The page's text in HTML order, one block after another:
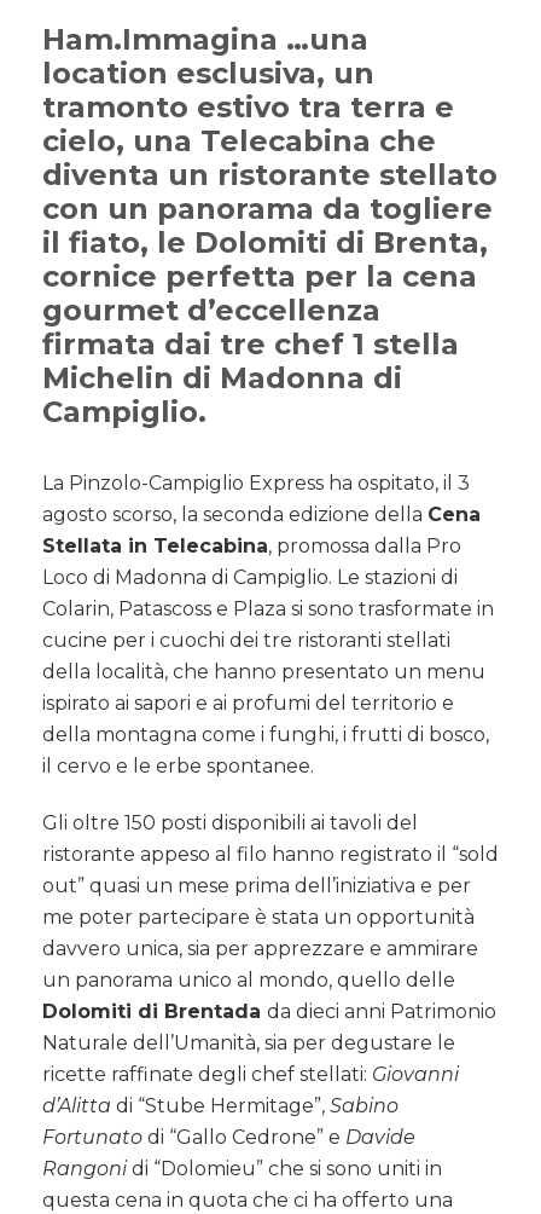
stellata
appesi
a
un
filo
di
Madonna
di
Campiglio
Ham.Immagina …una
location esclusiva, un
tramonto estivo tra terra e
cielo, una Telecabina che
diventa un ristorante stellato
con un panorama da togliere
il fiato, le Dolomiti di Brenta,
cornice perfetta per la cena
gourmet d’eccellenza
firmata dai tre chef 1 stella
Michelin di Madonna di
Campiglio.
La Pinzolo-Campiglio Express ha ospitato, il 3
agosto scorso, la seconda edizione della Cena
Stellata in Telecabina, promossa dalla Pro
Loco di Madonna di Campiglio. Le stazioni di
Colarin, Patascoss e Plaza si sono trasformate in
cucine per i cuochi dei tre ristoranti stellati
della località, che hanno presentato un menu
ispirato ai sapori e ai profumi del territorio e
della montagna come i funghi, i frutti di bosco,
il cervo e le erbe spontanee.
Gli oltre 150 posti disponibili ai tavoli del
ristorante appeso al filo hanno registrato il “sold
out” quasi un mese prima dell’iniziativa e per
me poter partecipare è stata un opportunità
davvero unica, sia per apprezzare e ammirare
un panorama unico al mondo, quello delle
Dolomiti di Brentada da dieci anni Patrimonio
Naturale dell’Umanità, sia per degustare le
ricette raffinate degli chef stellati: Giovanni
d’Alitta di “Stube Hermitage”, Sabino
Fortunato di “Gallo Cedrone” e Davide
Rangonidi “Dolomieu” che si sono uniti in
questa cena in quota che ci ha offerto una